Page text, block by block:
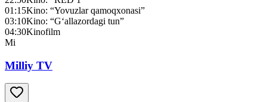
01:15Kino: “Yovuzlar qamoqxonasi”
03:10Kino: “G‘allazordagi tun”
04:30Kinofilm
Mi
Milliy TV